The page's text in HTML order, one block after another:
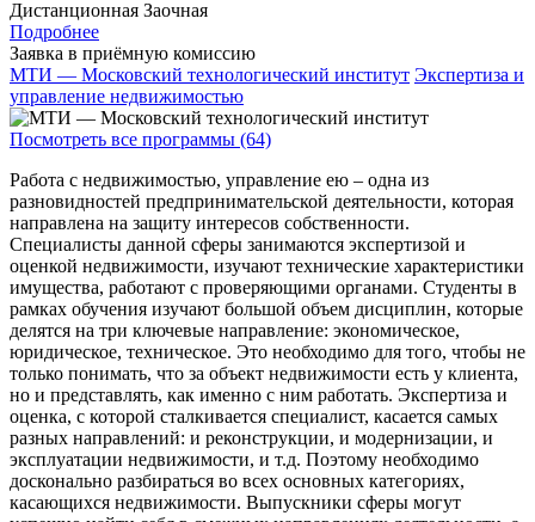
Дистанционная Заочная
Подробнее
Заявка в приёмную комиссию
МТИ — Московский технологический институт Экспертиза и
управление недвижимостью
Посмотреть все программы (64)
Работа с недвижимостью, управление ею – одна из
разновидностей предпринимательской деятельности, которая
направлена на защиту интересов собственности.
Специалисты данной сферы занимаются экспертизой и
оценкой недвижимости, изучают технические характеристики
имущества, работают с проверяющими органами. Студенты в
рамках обучения изучают большой объем дисциплин, которые
делятся на три ключевые направление: экономическое,
юридическое, техническое. Это необходимо для того, чтобы не
только понимать, что за объект недвижимости есть у клиента,
но и представлять, как именно с ним работать. Экспертиза и
оценка, с которой сталкивается специалист, касается самых
разных направлений: и реконструкции, и модернизации, и
эксплуатации недвижимости, и т.д. Поэтому необходимо
досконально разбираться во всех основных категориях,
касающихся недвижимости. Выпускники сферы могут